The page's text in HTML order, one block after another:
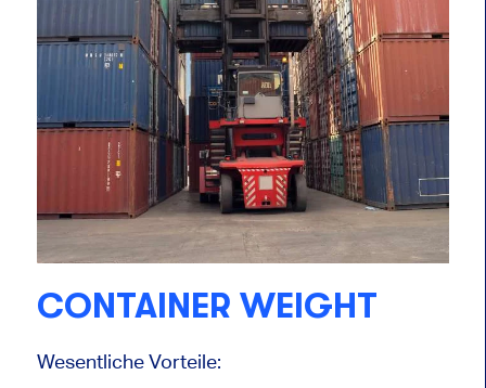
CONTAINER WEIGHT
Wesentliche Vorteile: